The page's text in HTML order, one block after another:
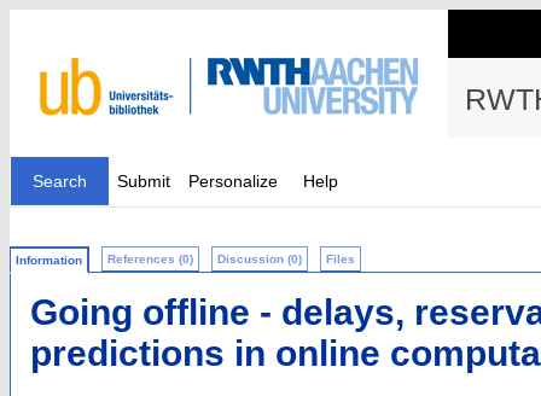
Search Submit Personalize Help
Information References (0) Discussion (0) Files
Going offline - delays,
predictions in online